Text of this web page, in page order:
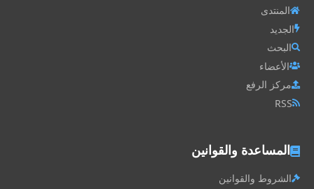
المنتدى
الجديد
البحث
الأعضاء
مركز الرفع
RSS
المساعدة والقوانين
الشروط والقوانين